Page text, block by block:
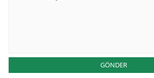
Osmaniye
GÖNDER